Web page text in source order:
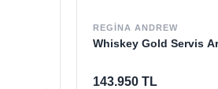
REGINA ANDREW
Whiskey Gold Servis
143.950 TL